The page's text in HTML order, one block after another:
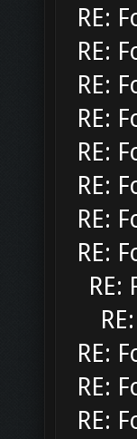
RE:
RE:
RE:
RE:
RE:
RE:
RE:
RE:
RE:
RE:
RE:
RE: